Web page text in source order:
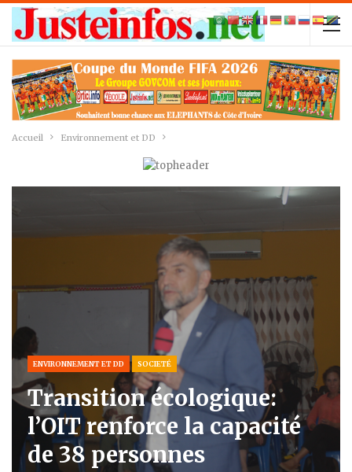
Accueil Environnement et DD
ENVIRONNEMENT ET DD SOCIETÉ
Transition écologique:
l’OIT renforce la capacité
de 38 personnes